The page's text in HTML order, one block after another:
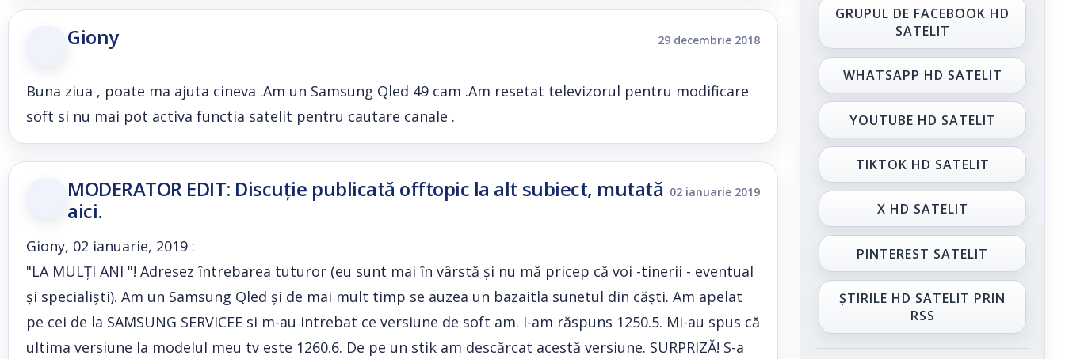
Giony 29 decembrie 2018
Buna ziua , poate ma ajuta cineva .Am un Samsung Qled 49 cam .Am resetat televizorul pentru modificare
soft si nu mai pot activa functia satelit pentru cautare canale .
MODERATOR EDIT: Discuție publicată offtopic la alt subiect, mutată
aici.
02 ianuarie 2019
Giony, 02 ianuarie, 2019 :
"LA MULȚI ANI "! Adresez întrebarea tuturor (eu sunt mai în vârstă și nu mă pricep că voi -tinerii - eventual
și specialiști). Am un Samsung Qled și de mai mult timp se auzea un bazaitla sunetul din căști. Am apelat
pe cei de la SAMSUNG SERVICEE si m-au intrebat ce versiune de soft am. I-am răspuns 1250.5. Mi-au spus că
ultima versiune la modelul meu tv este 1260.6. De pe un stik am descărcat acestă versiune. SURPRIZĂ! S-a
GRUPUL DE FACEBOOK HD
SATELIT
WHATSAPP HD SATELIT
YOUTUBE HD SATELIT
TIKTOK HD SATELIT
X HD SATELIT
PINTEREST SATELIT
ȘTIRILE HD SATELIT PRIN
RSS